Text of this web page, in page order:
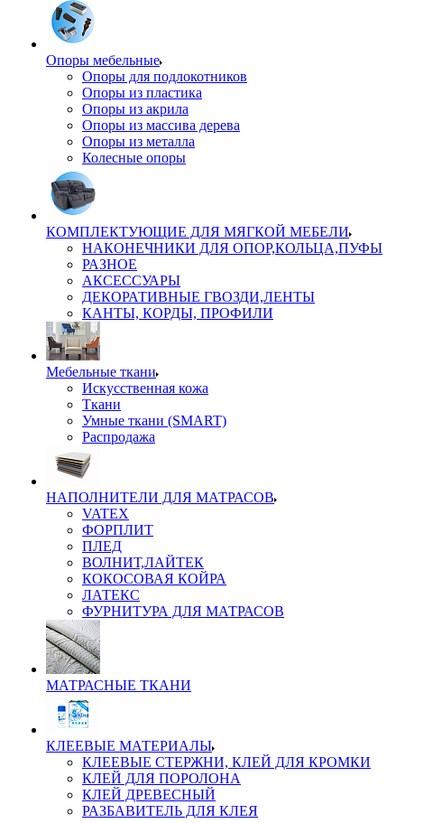
Опоры мебельные
Опоры для подлокотников
Опоры из пластика
Опоры из акрила
Опоры из массива дерева
Опоры из металла
Колесные опоры
КОМПЛЕКТУЮЩИЕ ДЛЯ МЯГКОЙ МЕБЕЛИ
НАКОНЕЧНИКИ ДЛЯ ОПОР,КОЛЬЦА,ПУФЫ
РАЗНОЕ
АКСЕССУАРЫ
ДЕКОРАТИВНЫЕ ГВОЗДИ,ЛЕНТЫ
КАНТЫ, КОРДЫ, ПРОФИЛИ
Мебельные ткани
Искусственная кожа
Ткани
Умные ткани (SMART)
Распродажа
НАПОЛНИТЕЛИ ДЛЯ МАТРАСОВ
VATEX
ФОРПЛИТ
ПЛЕД
ВОЛНИТ,ЛАЙТЕК
КОКОСОВАЯ КОЙРА
ЛАТЕКС
ФУРНИТУРА ДЛЯ МАТРАСОВ
МАТРАСНЫЕ ТКАНИ
КЛЕЕВЫЕ МАТЕРИАЛЫ
КЛЕЕВЫЕ СТЕРЖНИ, КЛЕЙ ДЛЯ КРОМКИ
КЛЕЙ ДЛЯ ПОРОЛОНА
КЛЕЙ ДРЕВЕСНЫЙ
РАЗБАВИТЕЛЬ ДЛЯ КЛЕЯ